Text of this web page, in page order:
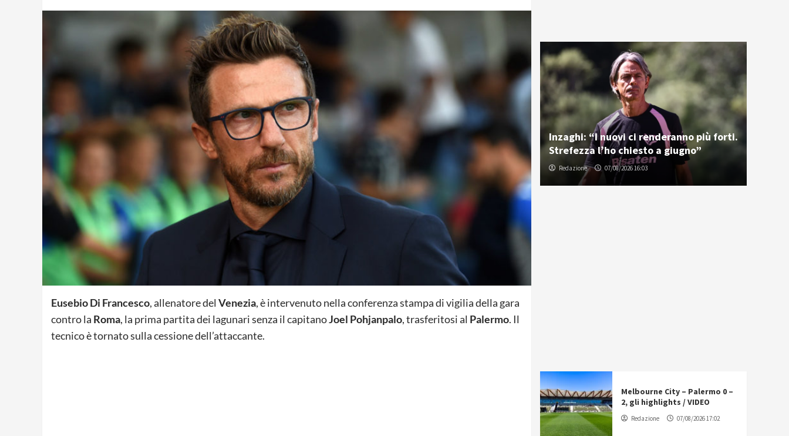
Eusebio Di Francesco, allenatore del Venezia, è intervenuto nella conferenza stampa di vigilia della gara
contro la Roma, la prima partita dei lagunari senza il capitanoJoel Pohjanpalo, trasferitosi al Palermo. Il
tecnico è tornato sulla cessione dell’attaccante.
Inzaghi: “I nuovi ci renderanno più forti.
Strefezza l’ho chiesto a giugno”
Redazione 07/08/2026 16:03
Melbourne City – Palermo 0 –
2, gli highlights / VIDEO
Redazione 07/08/2026 17:02